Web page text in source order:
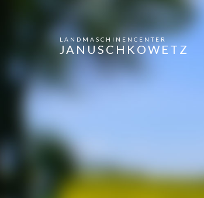
LANDMASCHINENCENTER
JANUSCHKOWETZ